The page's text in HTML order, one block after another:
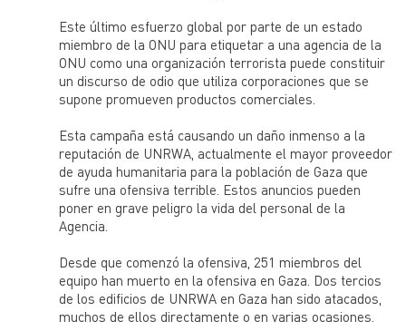
Este último esfuerzo global por parte de un estado
miembro de la ONU para etiquetar a una agencia de la
ONU como una organización terrorista puede constituir
un discurso de odio que utiliza corporaciones que se
supone promueven productos comerciales.
Esta campaña está causando un daño inmenso a la
reputación de UNRWA, actualmente el mayor proveedor
de ayuda humanitaria para la población de Gaza que
sufre una ofensiva terrible. Estos anuncios pueden
poner en grave peligro la vida del personal de la
Agencia.
Desde que comenzó la ofensiva, 251 miembros del
equipo han muerto en la ofensiva en Gaza. Dos tercios
de los edificios de UNRWA en Gaza han sido atacados,
muchos de ellos directamente o en varias ocasiones.
contribuciones voluntarias y el apoyo financiero no ha ido
a la par con una mayor demanda de servicios causados
por el creciente número de refugiados registrados, la
profundización de la pobreza, y los conflictos. Como
resultado, el Fondo General de la Agencia, que apoya a
los servicios esenciales básicos y la mayoría de los
Programas de emergencia y proyectos clave también
operan con grandes deficits pero se financian a través de
portales de financiación independientes.
UNRWA es un organismo de las Naciones Unidas
establecido por la Asamblea General en 1949 y el
mandato de prestar asistencia y protección a unos 5
millones de refugiados de Palestina registrados en
para que alcancen su pleno potencial de desarrollo
humano en espera de una solución justa a su difícil
situación. Los servicios de UNRWA abarcan la educación,
mejora de los campamentos, y las microfinanzas.